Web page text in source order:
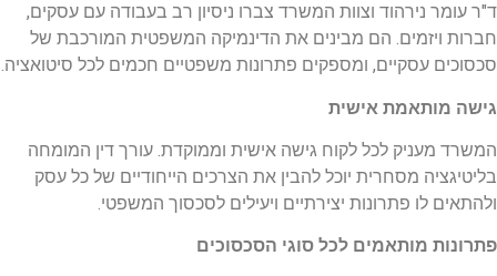
ד"ר עומר נירהוד וצוות המשרד צברו ניסיון רב בעבודה עם עסקים,
חברות ויזמים. הם מבינים את הדינמיקה המשפטית המורכבת של
סכסוכים עסקיים, ומספקים פתרונות משפטיים חכמים לכל סיטואציה.
גישה מותאמת אישית
המשרד מעניק לכל לקוח גישה אישית וממוקדת. עורך דין המומחה
בליטיגציה מסחרית יוכל להבין את הצרכים הייחודיים של כל עסק
ולהתאים לו פתרונות יצירתיים ויעילים לסכסוך המשפטי.
פתרונות מותאמים לכל סוגי הסכסוכים